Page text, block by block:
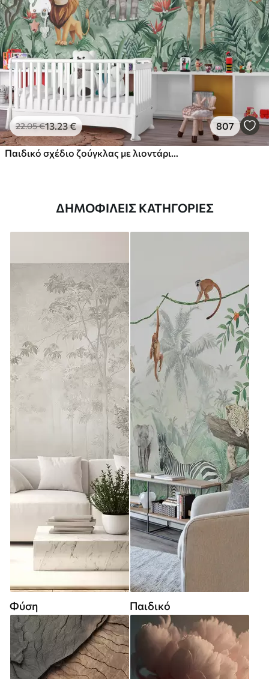
22.05€13.23€ 807
Παιδικό σχέδιο ζούγκλας με λιοντάρι, καμηλοπάρδαλη, ελέφαντα και παπαγάλους
ΔΗΜΟΦΙΛΕΊΣ ΚΑΤΗΓΟΡΊΕΣ
Φύση Παιδικό